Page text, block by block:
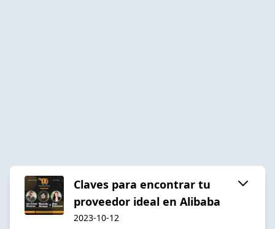
Claves para encontrar tu
proveedor ideal en Alibaba
2023-10-12